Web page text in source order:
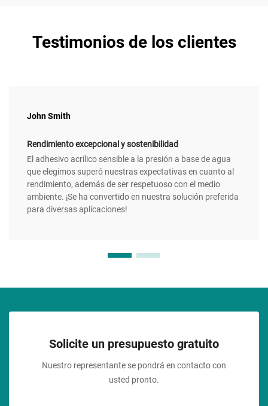
Testimonios de los clientes
John Smith
Rendimiento excepcional y sostenibilidad
El adhesivo acrílico sensible a la presión a base de agua
que elegimos superó nuestras expectativas en cuanto al
rendimiento, además de ser respetuoso con el medio
ambiente. ¡Se ha convertido en nuestra solución preferida
para diversas aplicaciones!
Solicite un presupuesto gratuito
Nuestro representante se pondrá en contacto con
usted pronto.